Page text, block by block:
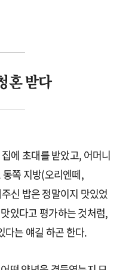
혼 받다
에 초대를 받았고, 어머니
쪽 지방(오리엔떼,
신 밥은 정말이지 맛있었
있다고 평가하는 것처럼,
다는 얘길 하곤 한다.